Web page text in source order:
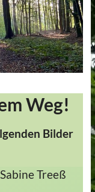
Weg!
Bilder
Treeß